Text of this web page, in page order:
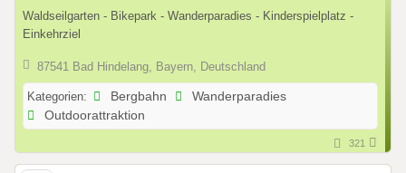
Waldseilgarten - Bikepark - Wanderparadies - Kinderspielplatz -
Einkehrziel
87541 Bad Hindelang, Bayern, Deutschland
Kategorien: Bergbahn
Wanderparadies
Outdoorattraktion
321